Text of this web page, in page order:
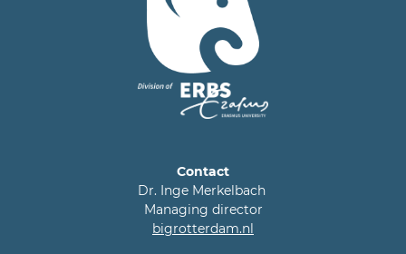
Contact
Dr. Inge Merkelbach
Managing director
bigrotterdam.nl